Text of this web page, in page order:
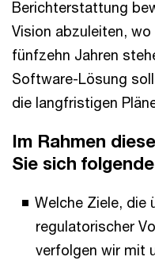
Berichterstattung
Vision abzuleiten,
fünfzehn Jahren
Software-Lösung
die langfristigen
Im Rahmen
Sie sich
Welche Ziele, die
regulatorischer
verfolgen wir mit